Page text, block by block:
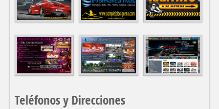
Teléfonos y Direcciones